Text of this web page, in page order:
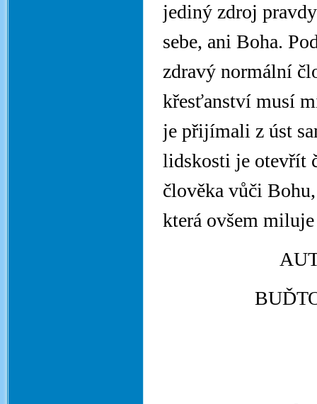
jediný zdroj
sebe, ani Boha.
zdravý normální
křesťanství musí
je přijímali z úst
lidskosti je otevřít
člověka vůči
která ovšem